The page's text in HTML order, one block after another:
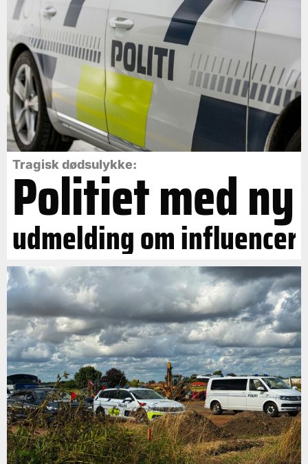
Tragisk dødsulykke:
Politiet med ny
udmelding om influencer